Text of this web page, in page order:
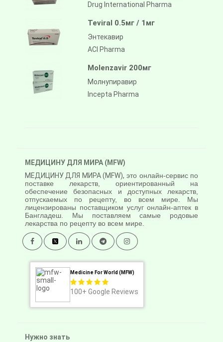
Drug International Pharma
Teviral 0.5мг / 1мг
Энтекавир
ACI Pharma
Molenzavir 200мг
Молнупиравир
Incepta Pharma
МЕДИЦИНУ ДЛЯ МИРА (MFW)
МЕДИЦИНУ ДЛЯ МИРА (MFW), это онлайн-сервис по
поставке лекарств, ориентированный на
обеспечение безопасных и доступных лекарств,
отпускаемых по рецепту, во всем мире. Мы
лицензированы поставщиком услуг онлайн-аптек в
Бангладеш. Мы поставляем самые родовые
лекарства по рецепту во всем мире.
Medicine For World (MFW)
100+ Google Reviews
Нужно знать